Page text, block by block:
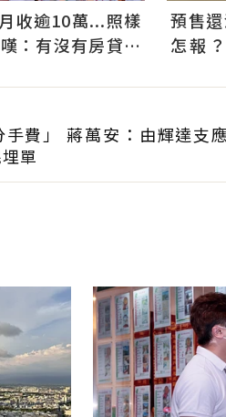
收逾10萬...照樣
：有沒有房貸才
預售
怎報
手費」 蔣萬安：由輝達支
單